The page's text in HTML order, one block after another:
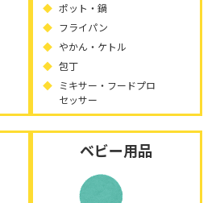
ポット・鍋
フライパン
やかん・ケトル
包丁
ミキサー・フードプロ
セッサー
ベビー用品